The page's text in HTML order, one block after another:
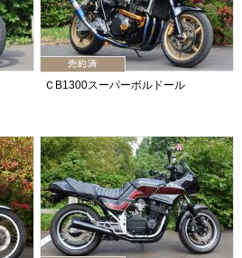
ＣB1300スーパーボルドール